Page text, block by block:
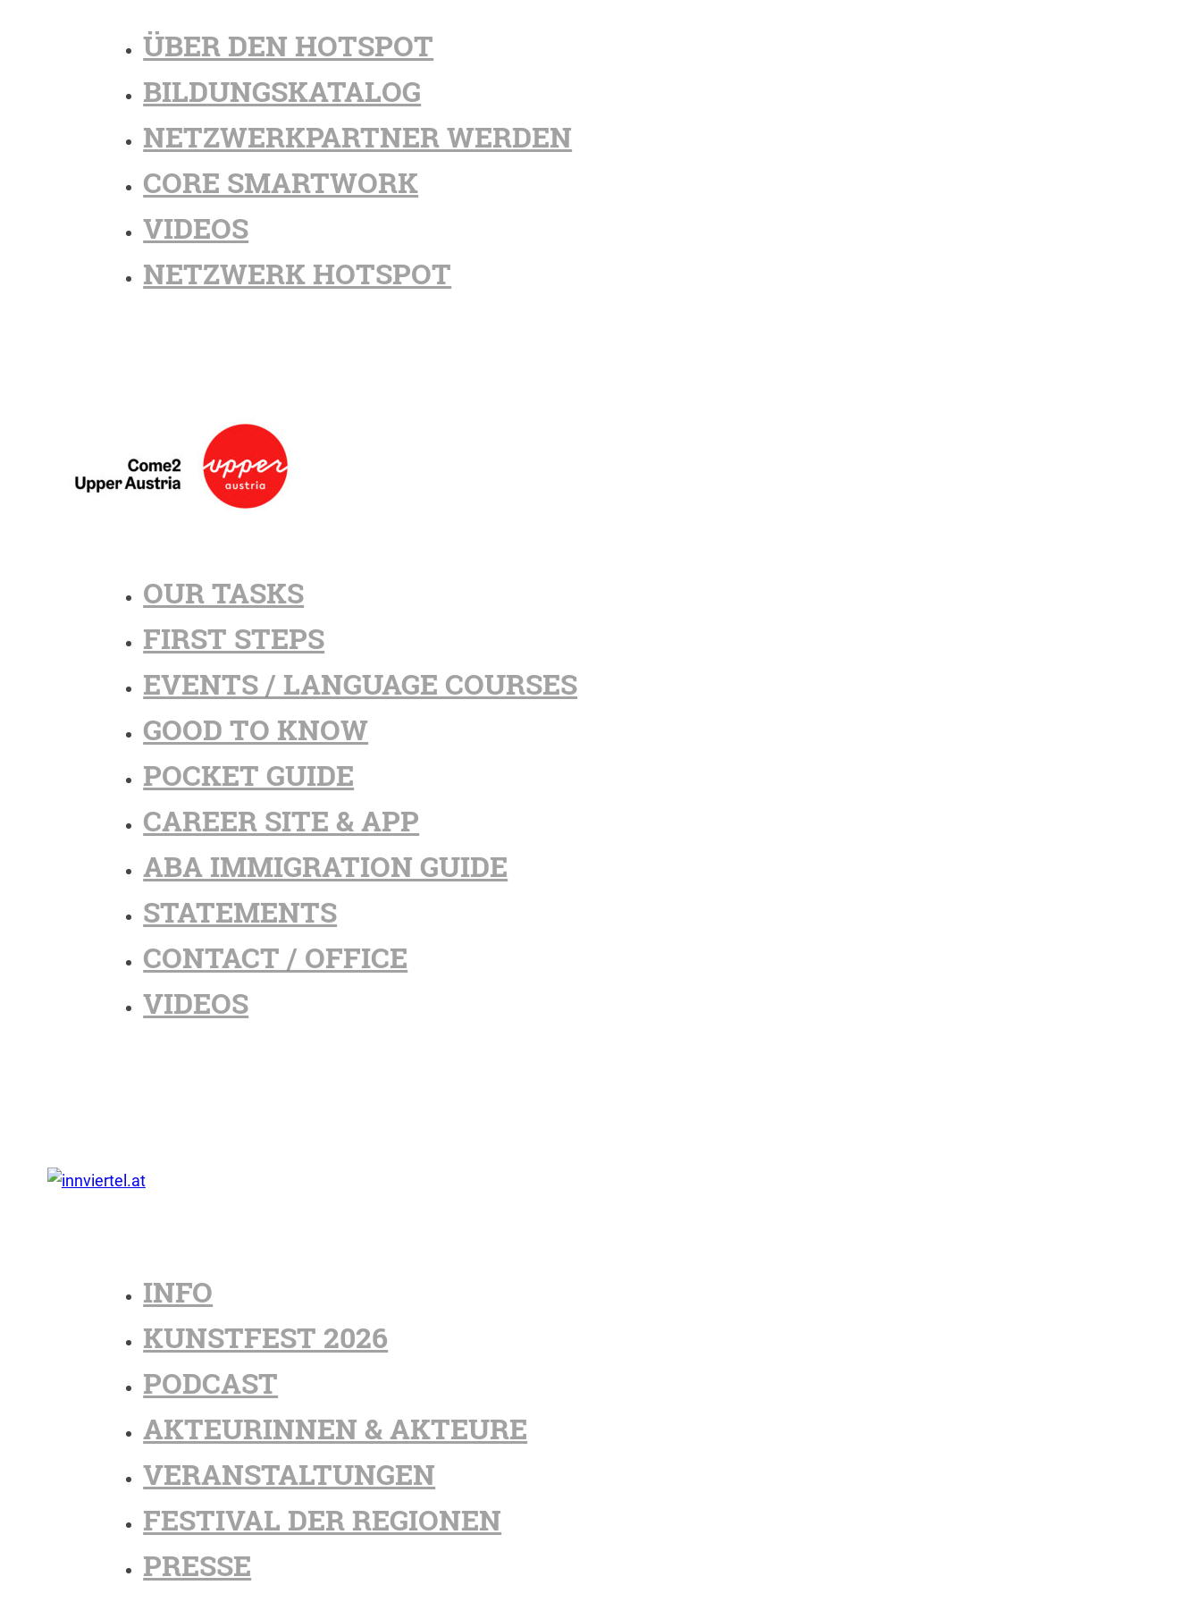
ÜBER DEN HOTSPOT
BILDUNGSKATALOG
NETZWERKPARTNER WERDEN
CORE SMARTWORK
VIDEOS
NETZWERK HOTSPOT
OUR TASKS
FIRST STEPS
EVENTS / LANGUAGE COURSES
GOOD TO KNOW
POCKET GUIDE
CAREER SITE & APP
ABA IMMIGRATION GUIDE
STATEMENTS
CONTACT / OFFICE
VIDEOS
INFO
KUNSTFEST 2026
PODCAST
AKTEURINNEN & AKTEURE
VERANSTALTUNGEN
FESTIVAL DER REGIONEN
PRESSE